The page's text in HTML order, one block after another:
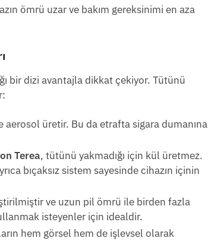
ömrü uzar ve bakım gereksinimi en aza
bir dizi avantajla dikkat çekiyor. Tütünü
aerosol üretir. Bu da etrafta sigara dumanına
Terea, tütünü yakmadığı için kül üretmez.
bıçaksız sistem sayesinde cihazın içinin
ve uzun pil ömrü ile birden fazla
isteyenler için idealdir.
hem görsel hem de işlevsel olarak